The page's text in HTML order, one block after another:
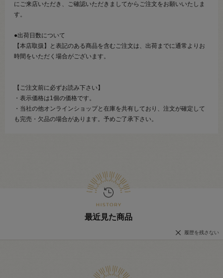
にご来店いただき、ご確認いただきましてからご注文をお願いいたしま
す。
●出荷日数について
【本店取扱】と表記のある商品を含むご注文は、出荷までに通常よりお
時間をいただく場合がございます。
【ご注文前に必ずお読み下さい】
・表示価格は1個の価格です。
・当社の他オンラインショップと在庫を共有しており、注文が確定して
も完売・欠品の場合があります。予めご了承下さい。
最近見た商品
履歴を残さない